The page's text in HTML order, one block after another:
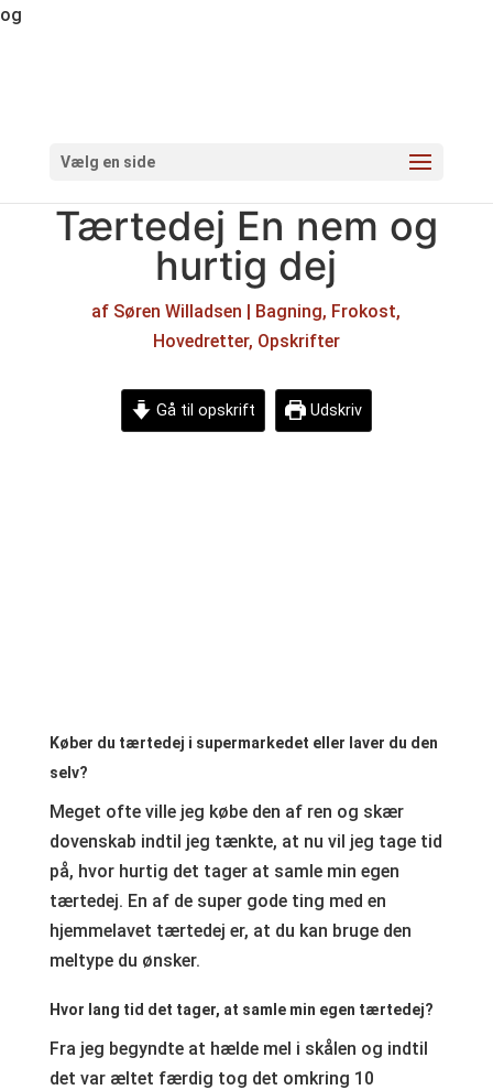
og
Vælg en side
Tærtedej En nem og
hurtig dej
af Søren Willadsen | Bagning, Frokost,
Hovedretter, Opskrifter
Gå til opskrift Udskriv
Køber du tærtedej i supermarkedet eller laver du den
selv?
Meget ofte ville jeg købe den af ren og skær
dovenskab indtil jeg tænkte, at nu vil jeg tage tid
på, hvor hurtig det tager at samle min egen
tærtedej. En af de super gode ting med en
hjemmelavet tærtedej er, at du kan bruge den
meltype du ønsker.
Hvor lang tid det tager, at samle min egen tærtedej?
Fra jeg begyndte at hælde mel i skålen og indtil
det var æltet færdig tog det omkring 10